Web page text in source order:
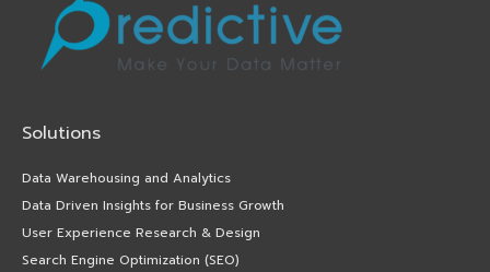
Solutions
Data Warehousing and Analytics
Data Driven Insights for Business Growth
User Experience Research & Design
Search Engine Optimization (SEO)